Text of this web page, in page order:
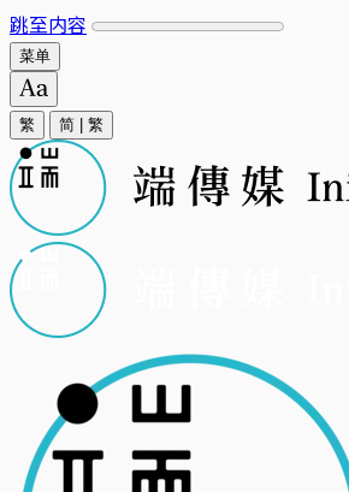
跳至内容
菜单
繁 简 繁